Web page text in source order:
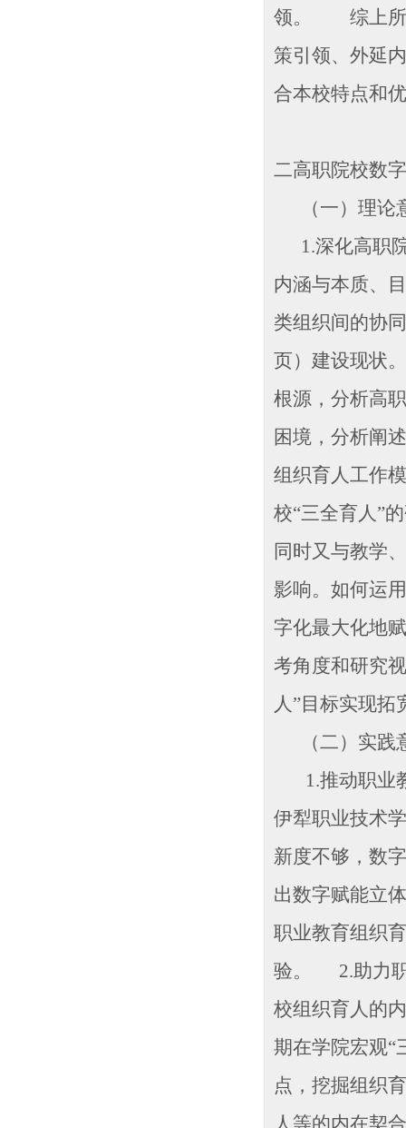
领。 综上所述
策引领、外延
合本校特点和
二高职院校数
（一）理论
1.深化高职
内涵与本质、
类组织间的协
页）建设现状
根源，分析高
困境，分析阐
组织育人工作
校“三全育人”
同时又与教学
影响。如何运
字化最大化地
考角度和研究
人”目标实现拓
（二）实践
1.推动职业
伊犁职业技术
新度不够，数
出数字赋能立
职业教育组织
验。 2.助力
校组织育人的
期在学院宏观“
点，挖掘组织
人等的内在契